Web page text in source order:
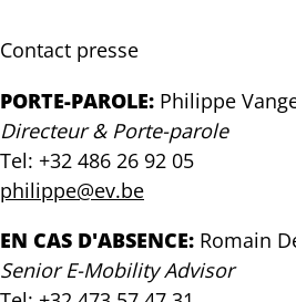
ne
pas
céder
sur
l'objectif
Contact presse
PORTE-PAROLE: Philippe
Directeur & Porte-parole
Tel: +32 486 26 92 05
philippe@ev.be
EN CAS D'ABSENCE: Romain
Senior E-Mobility Advisor